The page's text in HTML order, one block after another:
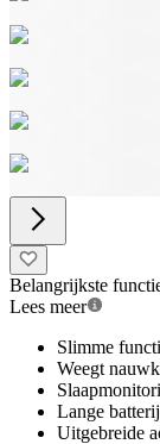
Belangrijkste
Lees meer
Slimme
Weegt
Lange
Uitgebreide